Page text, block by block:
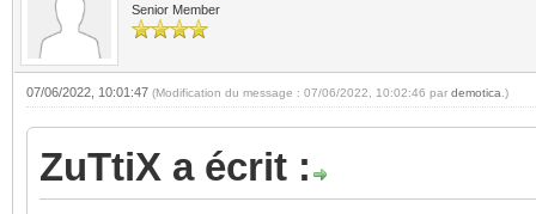
Senior Member
07/06/2022, 10:01:47 (Modification du message : 07/06/2022, 10:02:46 par demotica .)
ZuTtiX a écrit :